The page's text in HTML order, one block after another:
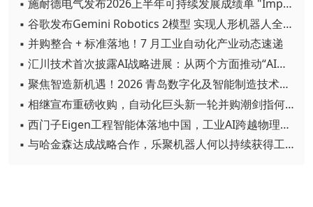
▪ 施耐德电气发布2026上半年可持续发展成绩单 "Impact 2030"路线图开局稳健
▪ 谷歌发布Gemini Robotics 2模型 实现人形机器人全身智能控制突破
▪ 并购整合 + 标准落地！7 月工业自动化产业动态速递
▪ 汇川技术首次披露AI战略进展：从两个方面推动“AI业务化”落地
▪ 聚焦智造新机遇！2026 青岛数字化及智能制造技术论坛圆满落幕
▪ 相继宣布重磅收购，自动化巨头新一轮并购潮剑指何方？
▪ 西门子Eigen工程智能体落地中国，工业AI跨越物理世界“确定性”拐点
▪ 与哈金森达成战略合作，乐聚机器人何以持续获得工业巨头青睐？